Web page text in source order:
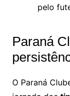
pelo
Paraná
O Paraná